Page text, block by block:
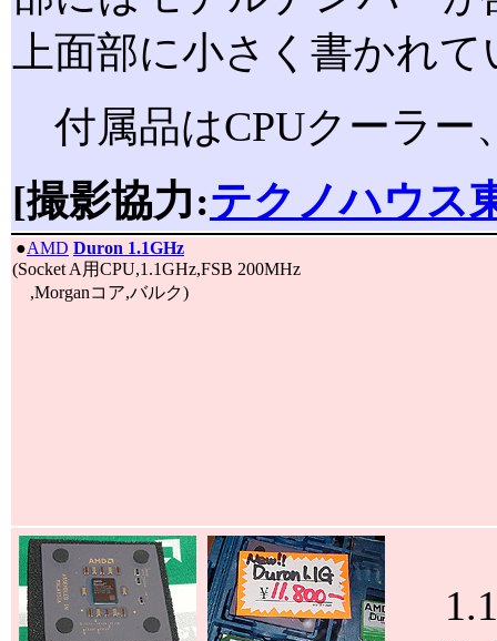
上面部に小さく書かれ
付属品はCPUクーラー
[撮影協力:テクノハウス
●AMD Duron 1.1GHz
(Socket A用CPU,1.1GHz,FSB 200MHz
,Morganコア,バルク)